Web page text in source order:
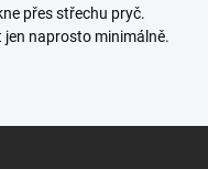
přes střechu pryč.
jen naprosto minimálně.